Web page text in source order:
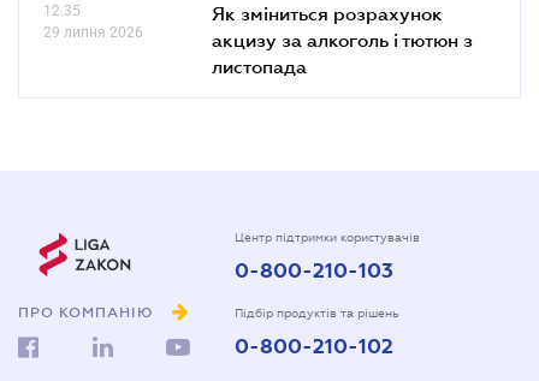
12.35
29 липня 2026
Як зміниться розрахунок
акцизу за алкоголь і тютюн з
листопада
ПРО КОМПАНІЮ
Центр підтримки користувачів
0-800-210-103
Підбір продуктів та рішень
0-800-210-102